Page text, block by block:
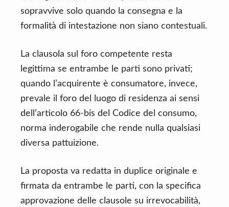
sopravvive solo quando la consegna e la
formalità di intestazione non siano contestuali.
La clausola sul foro competente resta
legittima se entrambe le parti sono privati;
quando l’acquirente è consumatore, invece,
prevale il foro del luogo di residenza ai sensi
dell’articolo 66-bis del Codice del consumo,
norma inderogabile che rende nulla qualsiasi
diversa pattuizione.
La proposta va redatta in duplice originale e
firmata da entrambe le parti, con la specifica
approvazione delle clausole su irrevocabilità,